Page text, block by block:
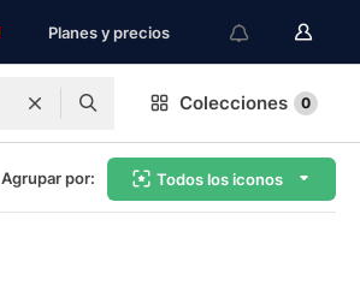
Planes y precios
Colecciones 0
Agrupar por: Todos los iconos